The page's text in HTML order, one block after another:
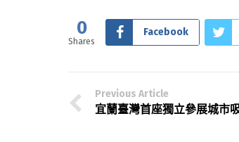
0
Shares
Facebook
Previous Article
宜蘭臺灣首座獨立參展城市